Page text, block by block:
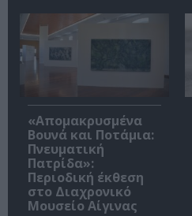
«Απομακρυσμένα
Βουνά και Ποτάμια:
Πνευματική
Πατρίδα»:
Περιοδική έκθεση
στο Διαχρονικό
Μουσείο Αίγινας